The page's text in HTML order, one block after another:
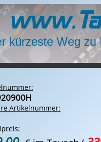
kürzeste Weg zu
Artikelnummer: